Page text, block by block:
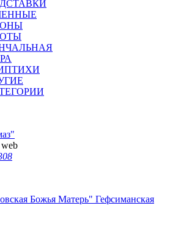
web
Божья Матерь" Гефсиманская